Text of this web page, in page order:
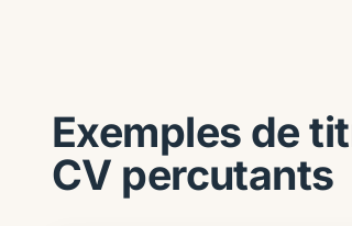
Exemples de
CV percutants